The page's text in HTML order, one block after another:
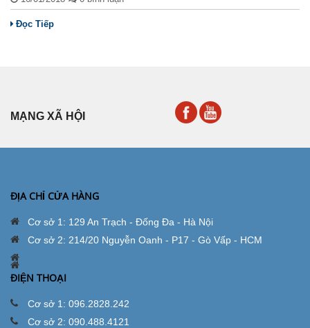
Đọc Tiếp
MẠNG XÃ HỘI
ĐỊA CHỈ CỬA HÀNG
Cơ sở 1: 129 An Trạch - Đống Đa - Hà Nội
Cơ sở 2: 214/20 Nguyễn Oanh - P17 - Gò Vấp - HCM
ĐIỆN THOẠI
Cơ sở 1: 096.2828.242
Cơ sở 2: 090.488.4121